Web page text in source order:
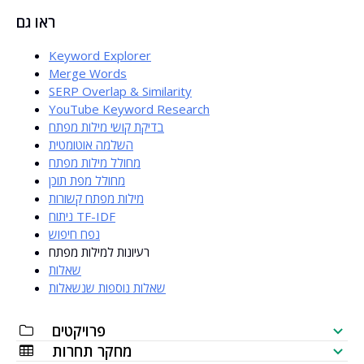
ראו גם
Keyword Explorer
Merge Words
SERP Overlap & Similarity
YouTube Keyword Research
בדיקת קושי מילות מפתח
השלמה אוטומטית
מחולל מילות מפתח
מחולל מפת תוכן
מילות מפתח קשורות
ניתוח TF-IDF
נפח חיפוש
רעיונות למילות מפתח
שאלות
שאלות נוספות שנשאלות
פרויקטים
רשימת בדיקות SEO
מחקר תחרות